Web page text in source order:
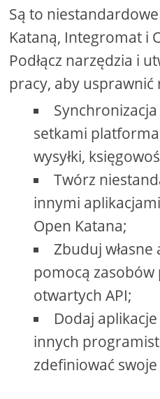
Są to
Kataną, Integromat i
Podłącz narzędzia i
pracy, aby usprawnić
setkami
wysyłki,
Twórz
innymi
Open Katana;
Zbuduj własne
pomocą
otwartych API;
Dodaj
innych
zdefiniować